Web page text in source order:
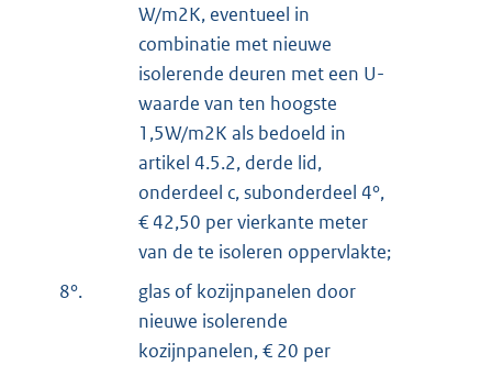
W/m2K, eventueel in
combinatie met nieuwe
isolerende deuren met een U-
waarde van ten hoogste
1,5W/m2K als bedoeld in
artikel 4.5.2, derde lid,
onderdeel c, subonderdeel 4°,
€ 42,50 per vierkante meter
van de te isoleren oppervlakte;
8°.
glas of kozijnpanelen door
nieuwe isolerende
kozijnpanelen, € 20 per